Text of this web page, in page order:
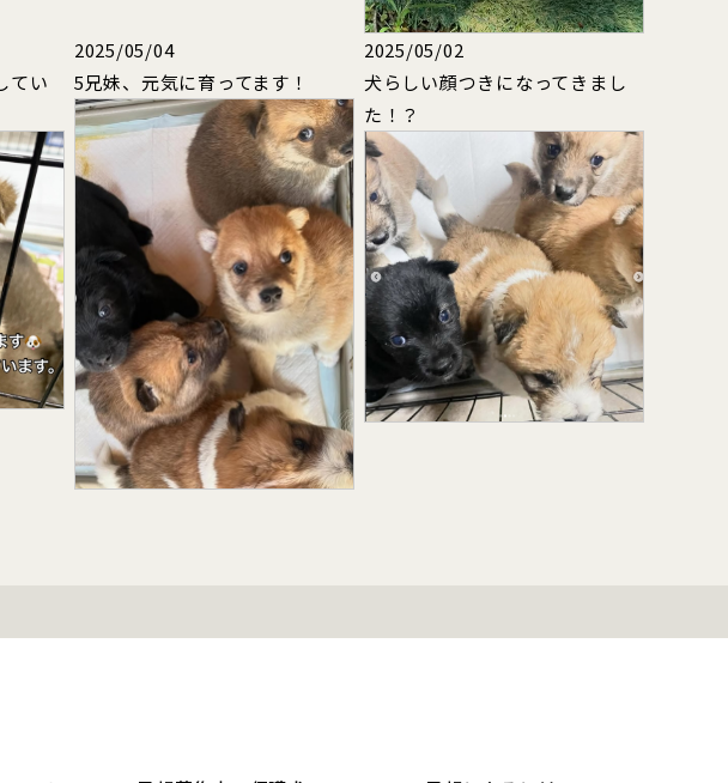
てい
2025/05/04
5兄妹、元気に育ってます！
2025/05/02
犬らしい顔つきになってきまし
た！？